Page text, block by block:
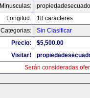
Minusculas:
Longitud:
18 caracteres
Categorias:
Sin Clasificar
Precio:
$5,500.00
Visitar!
Serán consideradas